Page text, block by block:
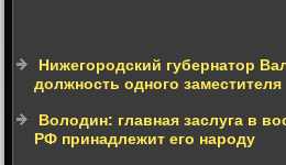
Нижегородский губернатор
должность одного заместителя
Володин: главная заслуга в
РФ принадлежит его народу